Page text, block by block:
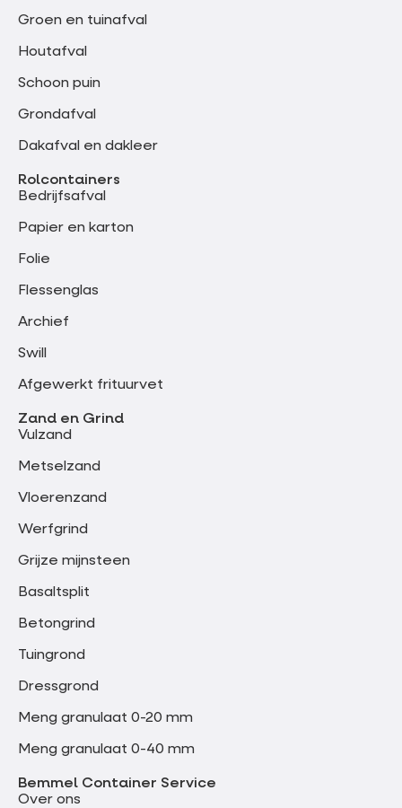
Groen en tuinafval
Houtafval
Schoon puin
Grondafval
Dakafval en dakleer
Rolcontainers
Bedrijfsafval
Papier en karton
Folie
Flessenglas
Archief
Swill
Afgewerkt frituurvet
Zand en Grind
Vulzand
Metselzand
Vloerenzand
Werfgrind
Grijze mijnsteen
Basaltsplit
Betongrind
Tuingrond
Dressgrond
Meng granulaat 0-20 mm
Meng granulaat 0-40 mm
Bemmel Container Service
Over ons